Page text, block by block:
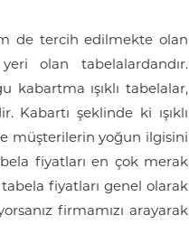
de tercih edilmekte olan
olan tabelalardandır.
kabartma ışıklı tabelalar,
Kabartı şeklinde ki ışıklı
müşterilerin yoğun ilgisini
fiyatları en çok merak
fiyatları genel olarak
firmamızı arayarak